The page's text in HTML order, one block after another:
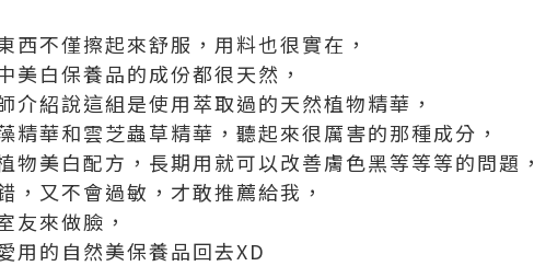
西不僅擦起來舒服，用料也很實在，
美白保養品的成份都很天然，
介紹說這組是使用萃取過的天然植物精華，
精華和雲芝蟲草精華，聽起來很厲害的那種成分，
物美白配方，長期用就可以改善膚色黑等等等的問題，
，又不會過敏，才敢推薦給我，
友來做臉，
用的自然美保養品回去XD